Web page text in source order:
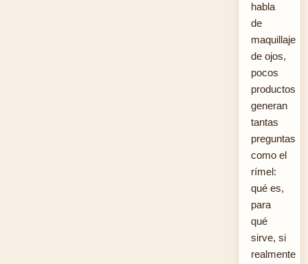
habla
de
maquillaje
de ojos,
pocos
productos
generan
tantas
preguntas
como el
rímel:
qué es,
para
qué
sirve, si
realmente